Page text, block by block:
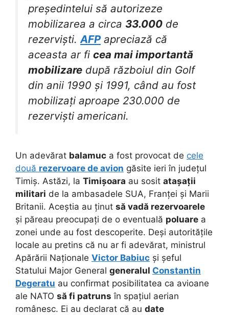
președintelui să autorizeze
mobilizarea a circa 33.000 de
rezerviști. AFPapreciază că
aceasta ar fi cea mai importantă
mobilizare după războiul din Golf
din anii 1990 și 1991, când au fost
mobilizați aproape 230.000 de
rezerviști americani.
Un adevărat balamuc a fost provocat de cele
două rezervoare de avion găsite ieri în județul
Timiș. Astăzi, la Timișoara au sosit atașații
militari de la ambasadele SUA, Franței și Marii
Britanii. Aceștia au ținut să vadă rezervoarele
și păreau preocupați de o eventuală poluare a
zonei unde au fost descoperite. Deși autoritățile
locale au pretins că nu ar fi adevărat, ministrul
Apărării Naționale Victor Babiuc și șeful
Statului Major General generalul Constantin
Degeratu au confirmat posibilitatea ca avioane
ale NATO să fi patruns în spațiul aerian
românesc. Ei au declarat că au date